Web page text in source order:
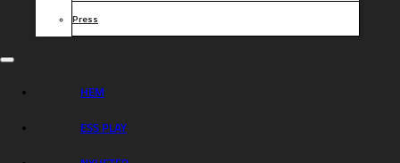
Press
HEM
ESS PLAY